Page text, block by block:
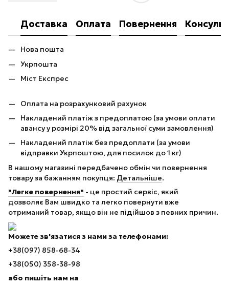
Доставка Оплата Повернення
Нова пошта
Укрпошта
Міст Експрес
Оплата на розрахунковий рахунок
Накладений платіж з предоплатою (за умови оплати
авансу у розмірі 20% від загальної суми замовлення)
Накладений платіж без предоплати (за умови
відправки Укрпоштою, для посилок до 1 кг)
В нашому магазині передбачено обмін чи повернення
товару за бажанням покупця: Детальніше.
"Легке повернення" - це простий сервіс, який
дозволяє Вам швидко та легко повернути вже
отриманий товар, якщо він не підійшов з певних причин.
Можете зв'язатися з нами за телефонами:
+38(097) 858-68-34
+38(050) 358-38-98
або пишіть нам на